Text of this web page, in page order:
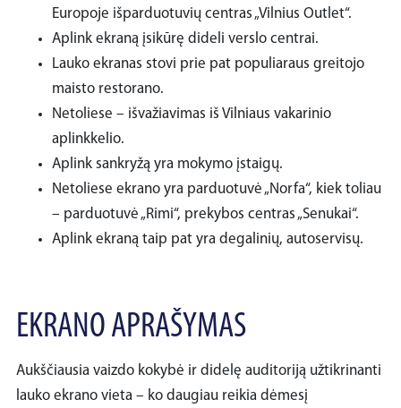
Europoje išparduotuvių centras „Vilnius Outlet“.
Aplink ekraną įsikūrę dideli verslo centrai.
Lauko ekranas stovi prie pat populiaraus greitojo
maisto restorano.
Netoliese – išvažiavimas iš Vilniaus vakarinio
aplinkkelio.
Aplink sankryžą yra mokymo įstaigų.
Netoliese ekrano yra parduotuvė „Norfa“, kiek toliau
– parduotuvė „Rimi“, prekybos centras „Senukai“.
Aplink ekraną taip pat yra degalinių, autoservisų.
EKRANO APRAŠYMAS
Aukščiausia vaizdo kokybė ir didelę auditoriją užtikrinanti
lauko ekrano vieta – ko daugiau reikia dėmesį